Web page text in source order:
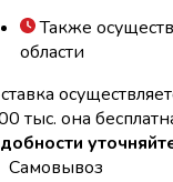
Также
области
тыс. она
Самовывоз